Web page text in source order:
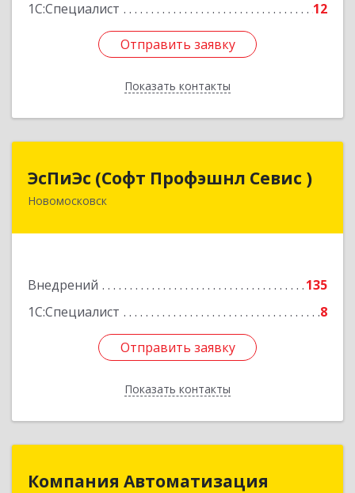
1С:Специалист
12
Отправить заявку
Показать контакты
Отправить заявку
Назад
ЭсПиЭс (Софт Профэшнл Севис )
Новомосковск
Внедрений
135
1С:Специалист
8
Отправить заявку
Показать контакты
ЭсПиЭс (Софт Профэшнл Севис )
301659, Тульская обл, Новомосковский р-н,
Отправить заявку
Назад
Компания Автоматизация